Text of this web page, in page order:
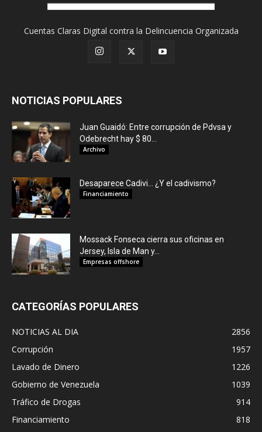
Cuentas Claras Digital contra la Delincuencia Organizada
NOTICIAS POPULARES
Juan Guaidó: Entre corrupción de Pdvsa y
Odebrecht hay $ 80...
Archivo
Desaparece Cadivi… ¿Y el cadivismo?
Financiamiento
Mossack Fonseca cierra sus oficinas en
Jersey, Isla de Man y...
Empresas offshore
CATEGORÍAS POPULARES
NOTICIAS AL DIA
2856
Corrupción
1957
Lavado de Dinero
1226
Gobierno de Venezuela
1039
Tráfico de Drogas
914
Financiamiento
818